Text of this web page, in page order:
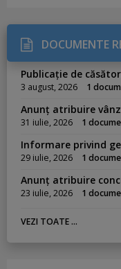
DOCUMENTE
Publicație de
3 august, 2026 1
Anunț atribuire
31 iulie, 2026 1
Informare privind
29 iulie, 2026 1
Anunț atribuire
23 iulie, 2026 1
VEZI TOATE ...